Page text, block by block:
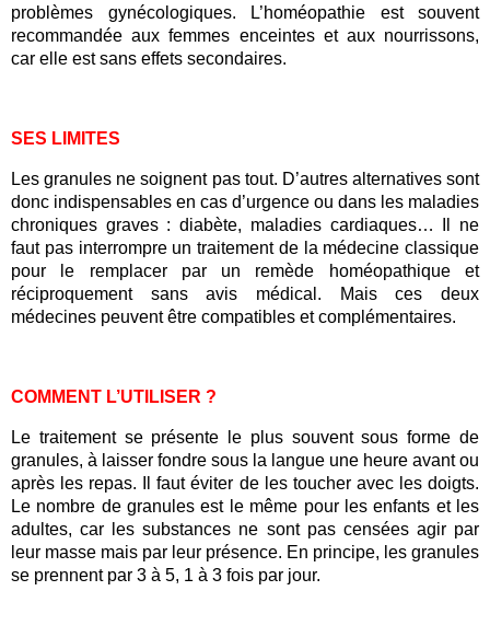
problèmes gynécologiques. L’homéopathie est souvent
recommandée aux femmes enceintes et aux nourrissons,
car elle est sans effets secondaires.
SES LIMITES
Les granules ne soignent pas tout. D’autres alternatives sont
donc indispensables en cas d’urgence ou dans les maladies
chroniques graves : diabète, maladies cardiaques… Il ne
faut pas interrompre un traitement de la médecine classique
pour le remplacer par un remède homéopathique et
réciproquement sans avis médical. Mais ces deux
médecines peuvent être compatibles et complémentaires.
COMMENT L’UTILISER ?
Le traitement se présente le plus souvent sous forme de
granules, à laisser fondre sous la langue une heure avant ou
après les repas. Il faut éviter de les toucher avec les doigts.
Le nombre de granules est le même pour les enfants et les
adultes, car les substances ne sont pas censées agir par
leur masse mais par leur présence. En principe, les granules
se prennent par 3 à 5, 1 à 3 fois par jour.